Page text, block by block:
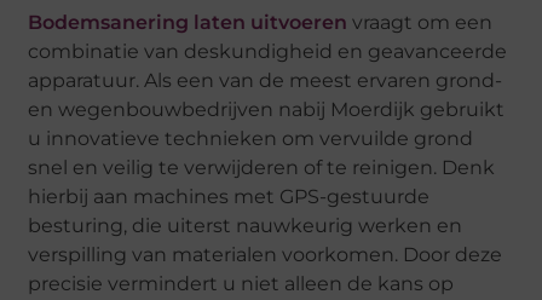
Bodemsanering laten uitvoeren vraagt om een
combinatie van deskundigheid en geavanceerde
apparatuur. Als een van de meest ervaren grond-
en wegenbouwbedrijven nabij Moerdijk gebruikt
u innovatieve technieken om vervuilde grond
snel en veilig te verwijderen of te reinigen. Denk
hierbij aan machines met GPS-gestuurde
besturing, die uiterst nauwkeurig werken en
verspilling van materialen voorkomen. Door deze
precisie vermindert u niet alleen de kans op